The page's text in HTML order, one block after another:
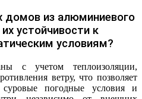
домов из алюминиевого
устойчивости к
условиям?
с учетом теплоизоляции,
ветру, что позволяет
погодные условия и